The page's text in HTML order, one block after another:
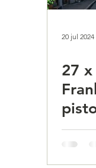
20 jul 2024
27